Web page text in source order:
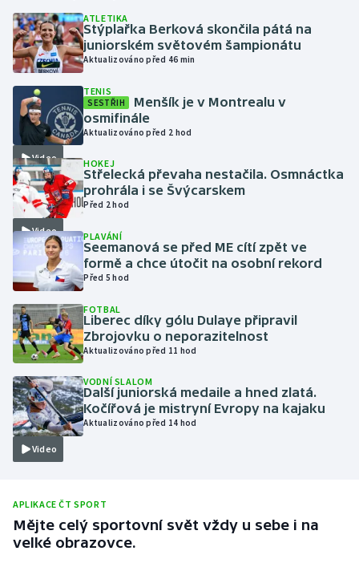
Golf
Gymnastika
Házená
Jezdectví
Judo
Krasobruslení
Lezení
Lyže a snowboard
Moderní pětiboj
Motorsport
Olympijské hry
Parasport
Plážový volejbal
ATLETIKA
Stýplařka Berková skončila pátá na
juniorském světovém šampionátu
Aktualizováno před 46 min
Video
TENIS
SESTŘIH
Menšík je v Montrealu v
osmifinále
Aktualizováno před 2 hod
Video
HOKEJ
Střelecká převaha nestačila. Osmnáctka
prohrála i se Švýcarskem
Před 2 hod
PLAVÁNÍ
Seemanová se před ME cítí zpět ve
formě a chce útočit na osobní rekord
Před 5 hod
FOTBAL
Liberec díky gólu Dulaye připravil
Zbrojovku o neporazitelnost
Aktualizováno před 11 hod
Video
VODNÍ SLALOM
Další juniorská medaile a hned zlatá.
Kočířová je mistryní Evropy na kajaku
Aktualizováno před 14 hod
APLIKACE ČT SPORT
Mějte celý sportovní svět vždy u sebe i na
velké obrazovce.